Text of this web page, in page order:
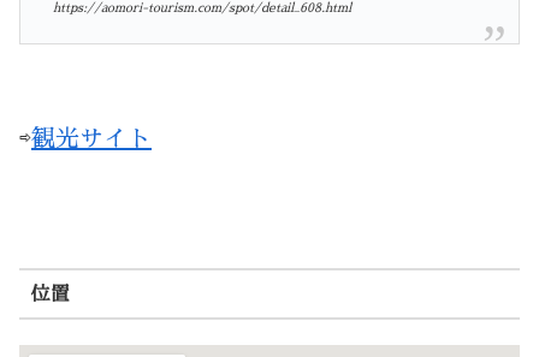
https://aomori-tourism.com/spot/detail_608.html
⇨観光サイト
位置